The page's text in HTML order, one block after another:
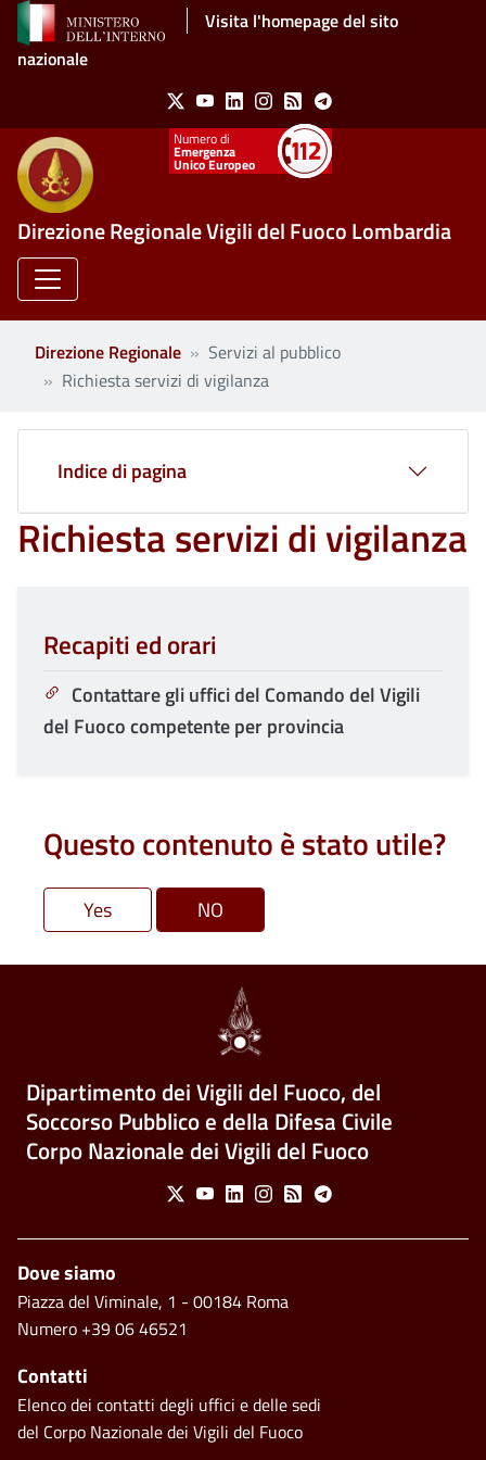
Salta al contenuto principaleVisita l'homepage del sito
nazionale
Social Menu
X YoutubeLinkedinInstagram
Feed Telegram
Emergenza
Unico Europeo
Direzione Regionale Vigili del Fuoco Lombardia
Direzione Regionale
Servizi al pubblico
Richiesta servizi di vigilanza
Richiesta servizi di vigilanza
Recapiti ed orari
Contattare gli uffici del Comando del Vigili
del Fuoco competente per provincia
Indice di pagina
Questo contenuto è stato utile?
Dipartimento dei Vigili del Fuoco, del
Soccorso Pubblico e della Difesa Civile
Corpo Nazionale dei Vigili del Fuoco
Social Menu
X YoutubeLinkedinInstagram
Feed Telegram
Piè di pagina
Dove siamo
Piazza del Viminale, 1 - 00184 Roma
Numero +39 06 46521
Contatti
Elenco dei contatti degli uffici e delle sedi
del Corpo Nazionale dei Vigili del Fuoco